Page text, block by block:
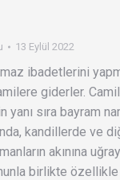
13 Eylül 2022
ibadetlerini
giderler.
yanı sıra bayram
kandillerde ve
akınına
birlikte